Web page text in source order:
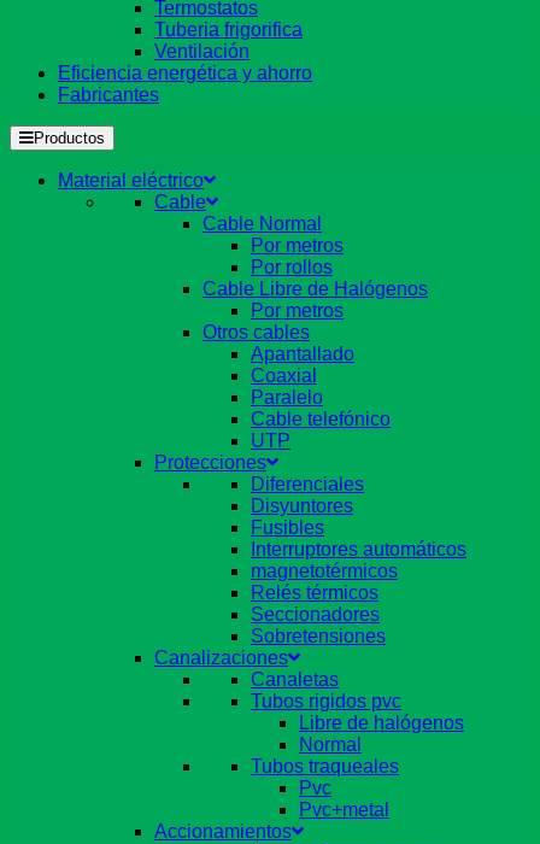
Termostatos
Tuberia frigorifica
Ventilación
Eficiencia energética y ahorro
Fabricantes
Productos
Material eléctrico
Cable
Cable Normal
Por metros
Por rollos
Cable Libre de Halógenos
Por metros
Otros cables
Apantallado
Coaxial
Paralelo
Cable telefónico
UTP
Protecciones
Diferenciales
Disyuntores
Fusibles
Interruptores automáticos
magnetotérmicos
Relés térmicos
Seccionadores
Sobretensiones
Canalizaciones
Canaletas
Tubos rigidos pvc
Libre de halógenos
Normal
Tubos traqueales
Pvc
Pvc+metal
Accionamientos